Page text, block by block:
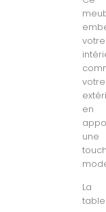
votre
votre
en
une
La
table